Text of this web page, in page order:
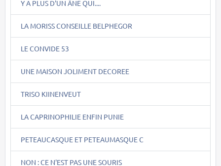
Y A PLUS D'UN ÂNE QUI....
LA MORISS CONSEILLE BELPHEGOR
LE CONVIDE 53
UNE MAISON JOLIMENT DECOREE
TRISO KIINENVEUT
LA CAPRINOPHILIE ENFIN PUNIE
PETEAUCASQUE ET PETEAUMASQUE C
NON : CE N'EST PAS UNE SOURIS